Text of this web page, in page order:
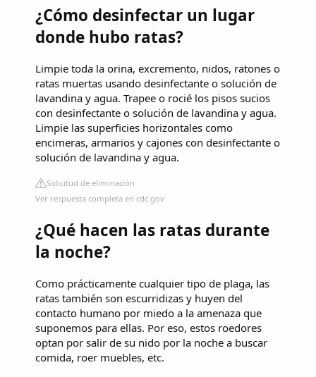
¿Cómo desinfectar un lugar
donde hubo ratas?
Limpie toda la orina, excremento, nidos, ratones o
ratas muertas usando desinfectante o solución de
lavandina y agua. Trapee o rocié los pisos sucios
con desinfectante o solución de lavandina y agua.
Limpie las superficies horizontales como
encimeras, armarios y cajones con desinfectante o
solución de lavandina y agua.
Solicitud de eliminación
Ver respuesta completa en cdc.gov
¿Qué hacen las ratas durante
la noche?
Como prácticamente cualquier tipo de plaga, las
ratas también son escurridizas y huyen del
contacto humano por miedo a la amenaza que
suponemos para ellas. Por eso, estos roedores
optan por salir de su nido por la noche a buscar
comida, roer muebles, etc.